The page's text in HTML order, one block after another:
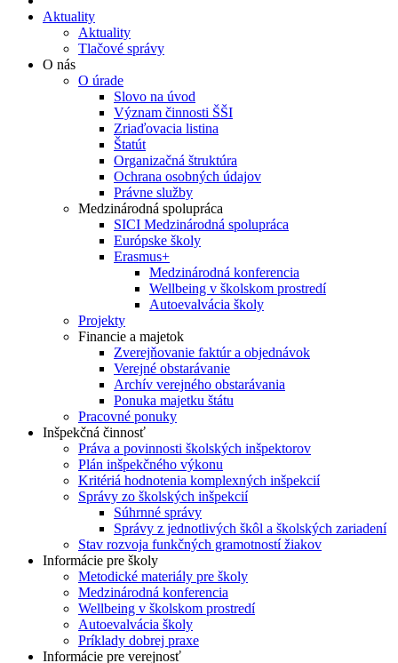
Aktuality
Aktuality
Tlačové správy
O nás
O úrade
Slovo na úvod
Význam činnosti ŠŠI
Zriaďovacia listina
Štatút
Organizačná štruktúra
Ochrana osobných údajov
Právne služby
Medzinárodná spolupráca
SICI Medzinárodná spolupráca
Európske školy
Erasmus+
Medzinárodná konferencia
Wellbeing v školskom prostredí
Autoevalvácia školy
Projekty
Financie a majetok
Zverejňovanie faktúr a objednávok
Verejné obstarávanie
Archív verejného obstarávania
Ponuka majetku štátu
Pracovné ponuky
Inšpekčná činnosť
Práva a povinnosti školských inšpektorov
Plán inšpekčného výkonu
Kritériá hodnotenia komplexných inšpekcií
Správy zo školských inšpekcií
Súhrnné správy
Správy z jednotlivých škôl a školských zariadení
Stav rozvoja funkčných gramotností žiakov
Informácie pre školy
Metodické materiály pre školy
Medzinárodná konferencia
Wellbeing v školskom prostredí
Autoevalvácia školy
Príklady dobrej praxe
Informácie pre verejnosť